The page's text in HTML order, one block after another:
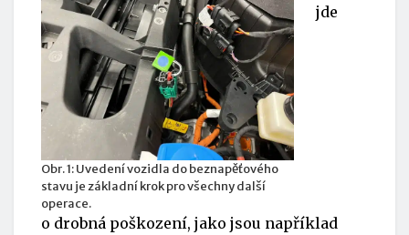
Obr. 1: Uvedení vozidla do beznapěťového
stavu je základní krok pro všechny další
operace.
jde
o drobná poškození, jako jsou například